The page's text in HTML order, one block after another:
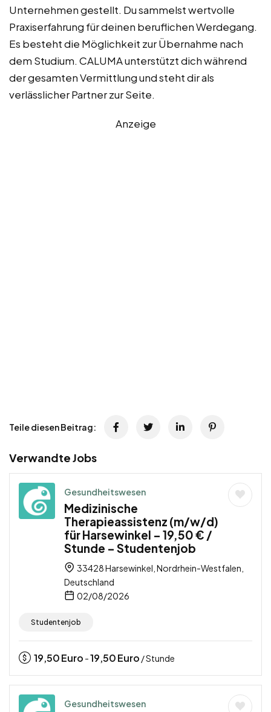
Unternehmen gestellt. Du sammelst wertvolle
Praxiserfahrung für deinen beruflichen Werdegang.
Es besteht die Möglichkeit zur Übernahme nach
dem Studium. CALUMA unterstützt dich während
der gesamten Vermittlung und steht dir als
verlässlicher Partner zur Seite.
Anzeige
Teile diesen Beitrag:
Verwandte Jobs
Gesundheitswesen
Medizinische
Therapieassistenz (m/w/d)
für Harsewinkel – 19,50 € /
Stunde – Studentenjob
33428 Harsewinkel, Nordrhein-Westfalen,
Deutschland
02/08/2026
Studentenjob
19,50Euro -19,50Euro / Stunde
Gesundheitswesen